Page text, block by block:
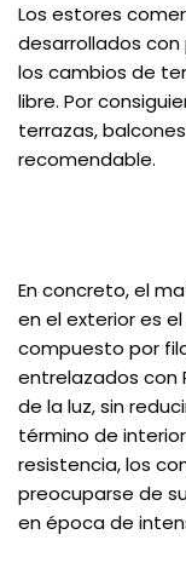
Los estores
desarrollados
los cambios de
libre. Por
terrazas,
recomendable.
En concreto, el
en el exterior es el
compuesto por
entrelazados con
de la luz, sin
término de
resistencia, los
preocuparse de
en época de